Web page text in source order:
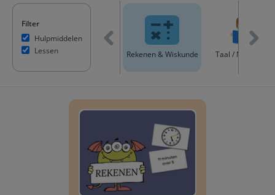
Filter
Hulpmiddelen
Lessen
Rekenen & Wiskunde Taal /